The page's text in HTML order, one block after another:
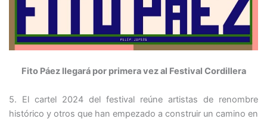
Fito Páez llegará por primera vez al Festival Cordillera
5. El cartel 2024 del festival reúne artistas de renombre
histórico y otros que han empezado a construir un camino en